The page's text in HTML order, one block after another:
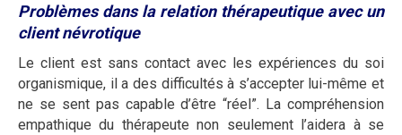
Problèmes dans la relation thérapeutique avec un
client névrotique
Le client est sans contact avec les expériences du soi
organismique, il a des difficultés à s’accepter lui-même et
ne se sent pas capable d’être “réel”. La compréhension
empathique du thérapeute non seulement l’aidera à se